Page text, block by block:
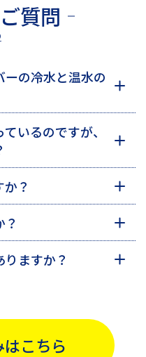
質問
の冷水と温水の
いるのですが、
？
ますか？
こちら